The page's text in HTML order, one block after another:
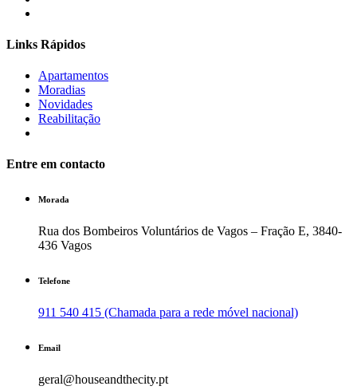
Links Rápidos
Apartamentos
Moradias
Novidades
Reabilitação
Entre em contacto
Morada
Rua dos Bombeiros Voluntários de Vagos – Fração E, 3840-
436 Vagos
Telefone
911 540 415 (Chamada para a rede móvel nacional)
Email
geral@houseandthecity.pt